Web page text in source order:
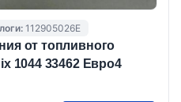
112905026E
от топливного
1044 33462 Евро4